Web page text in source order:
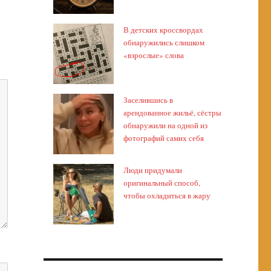
В детских кроссвордах
обнаружились слишком
«взрослые» слова
Заселившись в
арендованное жильё, сёстры
обнаружили на одной из
фотографий самих себя
Люди придумали
оригинальный способ,
чтобы охладиться в жару